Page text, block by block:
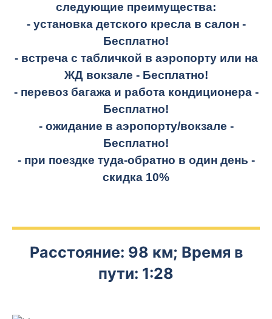
следующие преимущества:
- установка детского кресла в салон -
Бесплатно!
- встреча с табличкой в аэропорту или на
ЖД вокзале - Бесплатно!
- перевоз багажа и работа кондиционера -
Бесплатно!
- ожидание в аэропорту/вокзале -
Бесплатно!
- при поездке туда-обратно в один день -
скидка 10%
Расстояние: 98 км; Время в
пути: 1:28